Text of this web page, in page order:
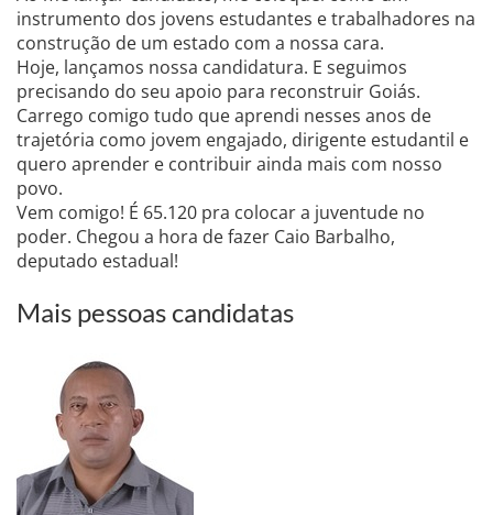
instrumento dos jovens estudantes e trabalhadores na
construção de um estado com a nossa cara.
Hoje, lançamos nossa candidatura. E seguimos
precisando do seu apoio para reconstruir Goiás.
Carrego comigo tudo que aprendi nesses anos de
trajetória como jovem engajado, dirigente estudantil e
quero aprender e contribuir ainda mais com nosso
povo.
Vem comigo! É 65.120 pra colocar a juventude no
poder. Chegou a hora de fazer Caio Barbalho,
deputado estadual!
Mais pessoas candidatas